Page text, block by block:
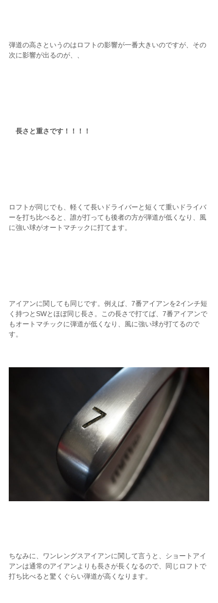
弾道の高さというのはロフトの影響が一番大きいのですが、その
次に影響が出るのが、、
長さと重さです！！！！
ロフトが同じでも、軽くて長いドライバーと短くて重いドライバ
ーを打ち比べると、誰が打っても後者の方が弾道が低くなり、風
に強い球がオートマチックに打てます。
アイアンに関しても同じです。例えば、7番アイアンを2インチ短
く持つとSWとほぼ同じ長さ。この長さで打てば、7番アイアンで
もオートマチックに弾道が低くなり、風に強い球が打てるので
す。
ちなみに、ワンレングスアイアンに関して言うと、ショートアイ
アンは通常のアイアンよりも長さが長くなるので、同じロフトで
打ち比べると驚くぐらい弾道が高くなります。